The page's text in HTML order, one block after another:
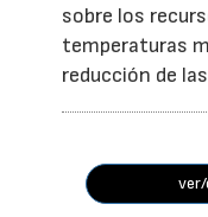
sobre los
temperaturas
reducción de